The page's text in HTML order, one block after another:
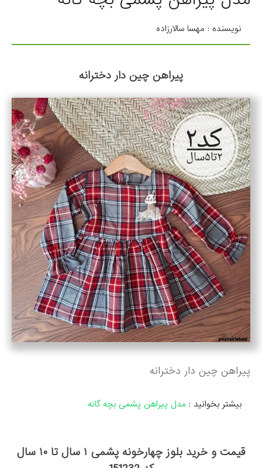
نویسنده : مهسا سالارزاده
پیراهن چین دار دخترانه
پیراهن چین دار دخترانه
بیشتر بخوانید : مدل پیراهن پشمی بچه گانه
قیمت و خرید بلوز چهارخونه پشمی ۱ سال تا ۱۰ سال